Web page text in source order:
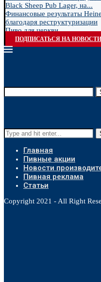
Black Sheep Pub Lager, на...
Финансовые результаты
благодаря реструктуризации
Пиво для церкви
ПОДПИСАТЬСЯ НА НОВОСТИ
Главная
Пивные акции
Новости
Пивная реклама
Статьи
Copyright 2021 - All Right